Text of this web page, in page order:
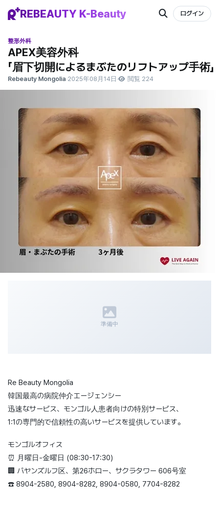
REBEAUTY K-Beauty ログイン
整形外科
APEX美容外科
「眉下切開によるまぶたのリフトアップ手術」
Rebeauty Mongolia·2025年08月14日 · 閲覧 224
準備中
Re Beauty Mongolia
韓国最高の病院仲介エージェンシー
迅速なサービス、モンゴル人患者向けの特別サービス、
1:1の専門的で信頼性の高いサービスを提供しています。
モンゴルオフィス
⏰ 月曜日-金曜日 (08:30-17:30)
🏢 バヤンズルフ区、第26ホロー、サクラタワー 606号室
☎️ 8904-2580, 8904-8282, 8904-0580, 7704-8282